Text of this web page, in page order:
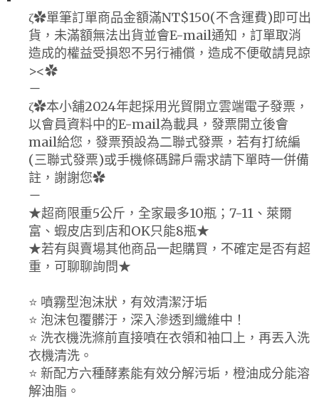
ζ✿單筆訂單商品金額滿NT$150(不含運費)即可出
貨，未滿額無法出貨並會E-mail通知，訂單取消
造成的權益受損恕不另行補償，造成不便敬請見諒
><✿
－
ζ✿本小舖2024年起採用光貿開立雲端電子發票，
以會員資料中的E-mail為載具，發票開立後會
mail給您，發票預設為二聯式發票，若有打統編
(三聯式發票)或手機條碼歸戶需求請下單時一併備
註，謝謝您✿
－
★超商限重5公斤，全家最多10瓶；7-11、萊爾
富、蝦皮店到店和OK只能8瓶★
★若有與賣場其他商品一起購買，不確定是否有超
重，可聊聊詢問★
⭐️ 噴霧型泡沫狀，有效清潔汙垢
⭐️ 泡沫包覆髒汙，深入滲透到纖維中！
⭐️ 洗衣機洗滌前直接噴在衣領和袖口上，再丟入洗
衣機清洗。
⭐️ 新配方六種酵素能有效分解污垢，橙油成分能溶
解油脂。